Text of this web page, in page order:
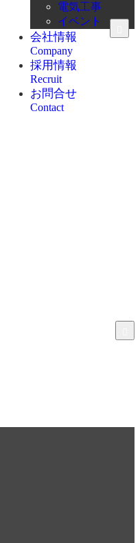
電気工事
イベント
会社情報
Company
採用情報
Recruit
お問合せ
Contact